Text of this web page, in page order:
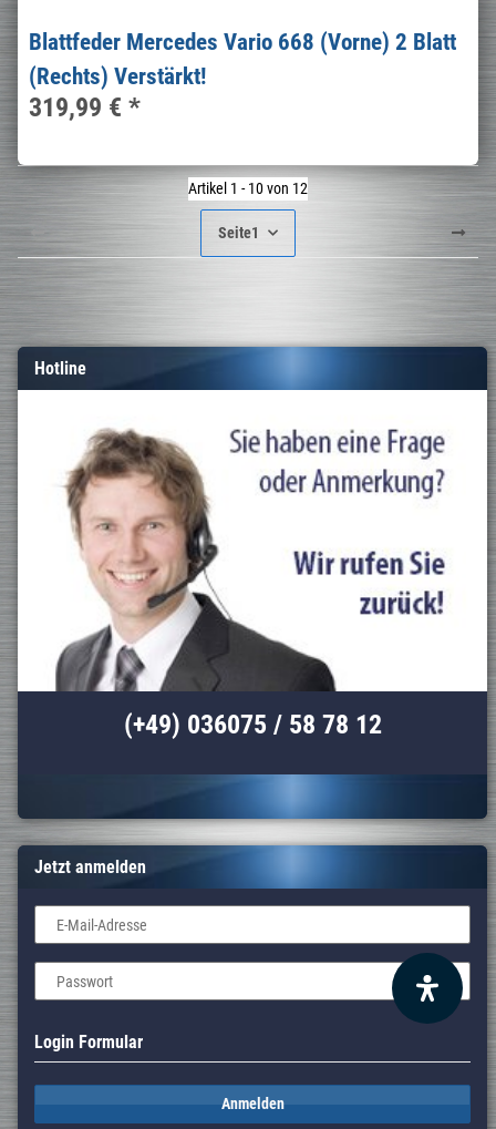
Blattfeder Mercedes Vario 668 (Vorne) 2 Blatt
(Rechts) Verstärkt!
319,99 € *
Artikel 1 - 10 von 12
Seite1
Hotline
(+49) 036075 / 58 78 12
Jetzt anmelden
E-Mail-Adresse
Passwort
Login Formular
Anmelden